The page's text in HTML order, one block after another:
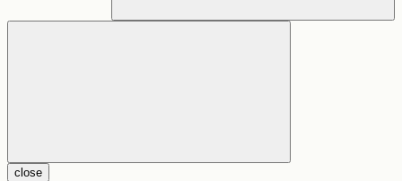
close